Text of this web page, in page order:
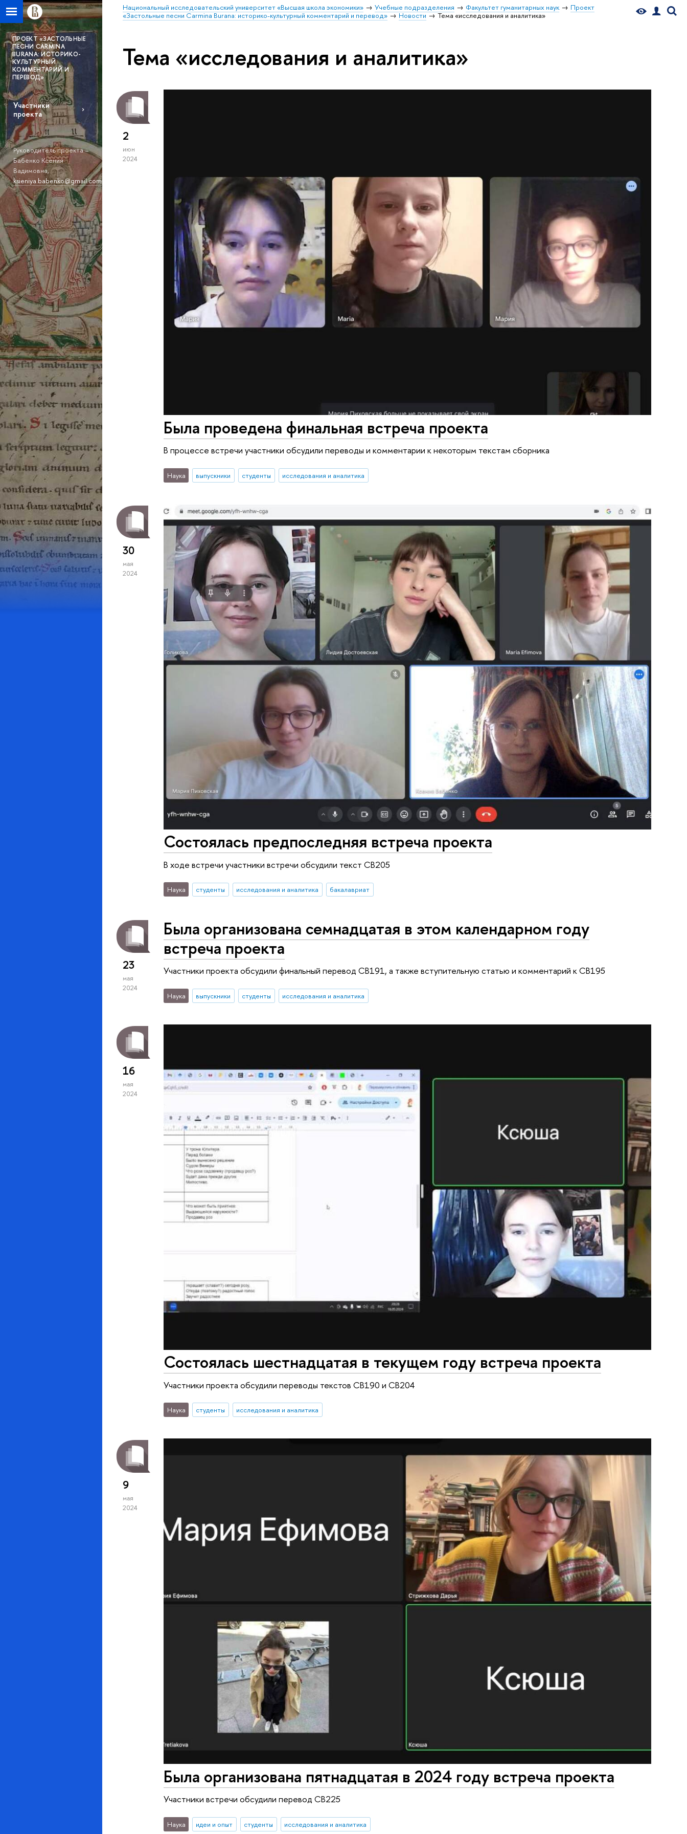
Национальный исследовательский университет «Высшая школа экономики» Учебные подразделения Факультет гуманитарных наук
Проект
«Застольные песни Carmina Burana: историко-культурный комментарий и перевод»
Новости Тема «исследования и аналитика»
ПРОЕКТ «ЗАСТОЛЬНЫЕ
ПЕСНИ CARMINA
BURANA: ИСТОРИКО-
КУЛЬТУРНЫЙ
КОММЕНТАРИЙ И
ПЕРЕВОД»
Участники
проекта
Руководитель проекта –
Бабенко Ксения
Вадимовна,
ksieniya.babenko@gmail.com
Тема «исследования и аналитика»
2
июн
2024
Была проведена финальная встреча проекта
В процессе встречи участники обсудили переводы и комментарии к некоторым текстам сборника
Наука выпускники студенты исследования и аналитика
30
мая
2024
Состоялась предпоследняя встреча проекта
В ходе встречи участники встречи обсудили текст CB205
Наука студенты исследования и аналитика бакалавриат
23
мая
2024
Была организована семнадцатая в этом календарном году
встреча проекта
Участники проекта обсудили финальный перевод CB191, а также вступительную статью и комментарий к CB195
Наука выпускники студенты исследования и аналитика
16
мая
2024
Состоялась шестнадцатая в текущем году встреча проекта
Участники проекта обсудили переводы текстов CB190 и CB204
Наука студенты исследования и аналитика
9
мая
2024
Была организована пятнадцатая в 2024 году встреча проекта
Участники встречи обсудили перевод CB225
Наука идеи и опыт студенты исследования и аналитика